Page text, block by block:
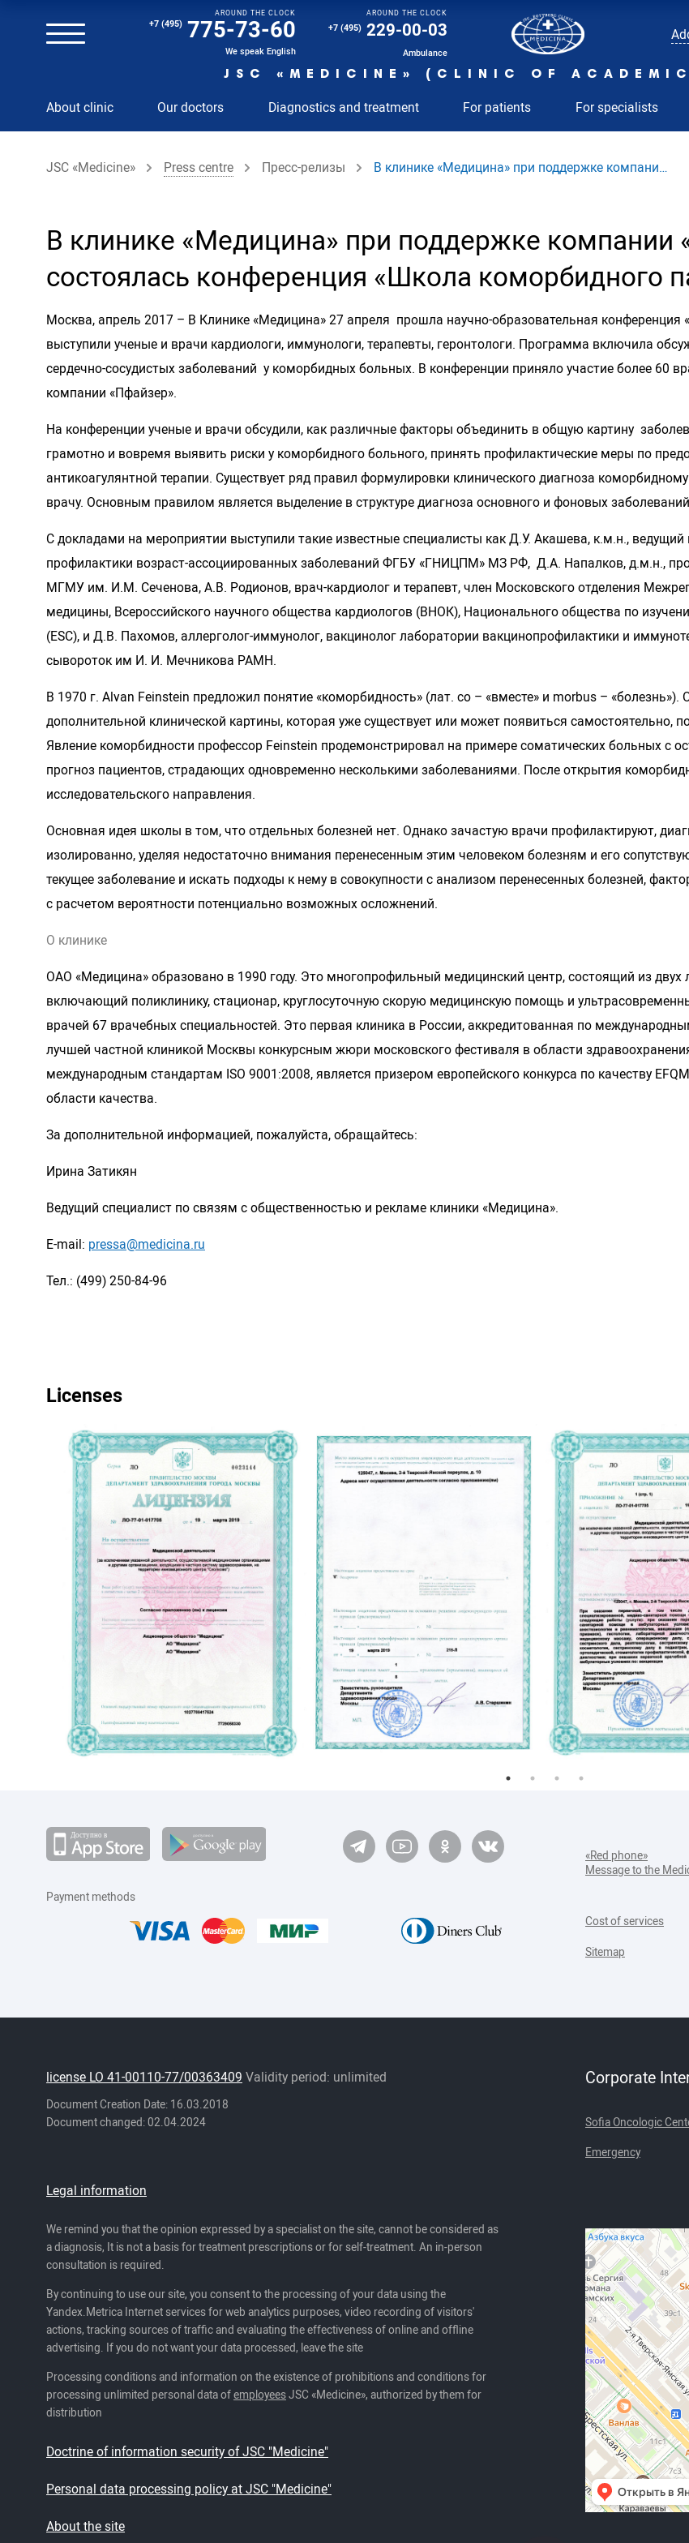
AROUND THE CLOCK
+7 (495) 775-73-60
We speak English
AROUND THE CLOCK
+7 (495) 229-00-03
Ambulance
JSC «MEDICINE» (CLINIC OF
About clinic Our doctors Diagnostics and treatment For patients For specialists
Magnetic resonance imaging (MRI) of the spine
Clinical and diagnostic laboratory
MRI of the head with contrast
Cosmetology
Paid hospitalization of patients with coronavirus
JSC «Medicine» Press centre Пресс-релизы В клинике «Медицина» при поддержке компани…
В клинике «Медицина» при поддержке компании
состоялась конференция «Школа коморбидного
Москва, апрель 2017 – В Клинике «Медицина» 27 апреля прошла научно-образовательная
выступили ученые и врачи кардиологи, иммунологи, терапевты, геронтологи. Программа включила
сердечно-сосудистых заболеваний у коморбидных больных. В конференции приняло участие более 60
компании «Пфайзер».
На конференции ученые и врачи обсудили, как различные факторы объединить в общую картину
грамотно и вовремя выявить риски у коморбидного больного, принять профилактические меры по
антикоагулянтной терапии. Существует ряд правил формулировки клинического диагноза
врачу. Основным правилом является выделение в структуре диагноза основного и фоновых
С докладами на мероприятии выступили такие известные специалисты как Д.У. Акашева, к.м.н.,
профилактики возраст-ассоциированных заболеваний ФГБУ «ГНИЦПМ» МЗ РФ, Д.А. Напалков, д.м.н.,
МГМУ им. И.М. Сеченова, А.В. Родионов, врач-кардиолог и терапевт, член Московского отделения
медицины, Всероссийского научного общества кардиологов (ВНОК), Национального общества по
(ESC), и Д.В. Пахомов, аллерголог-иммунолог, вакцинолог лаборатории вакцинопрофилактики и
сывороток им И. И. Мечникова РАМН.
В 1970 г. Alvan Feinstein предложил понятие «коморбидность» (лат. со – «вместе» и morbus –
дополнительной клинической картины, которая уже существует или может появиться самостоятельно,
Явление коморбидности профессор Feinstein продемонстрировал на примере соматических больных с
прогноз пациентов, страдающих одновременно несколькими заболеваниями. После открытия
исследовательского направления.
Основная идея школы в том, что отдельных болезней нет. Однако зачастую врачи профилактируют,
изолированно, уделяя недостаточно внимания перенесенным этим человеком болезням и его
текущее заболевание и искать подходы к нему в совокупности с анализом перенесенных болезней,
с расчетом вероятности потенциально возможных осложнений.
О клинике
ОАО «Медицина» образовано в 1990 году. Это многопрофильный медицинский центр, состоящий из
включающий поликлинику, стационар, круглосуточную скорую медицинскую помощь и
врачей 67 врачебных специальностей. Это первая клиника в России, аккредитованная по
лучшей частной клиникой Москвы конкурсным жюри московского фестиваля в области
международным стандартам ISO 9001:2008, является призером европейского конкурса по качеству
области качества.
За дополнительной информацией, пожалуйста, обращайтесь:
Ирина Затикян
Ведущий специалист по связям с общественностью и рекламе клиники «Медицина».
E-mail: pressa@medicina.ru
Тел.: (499) 250-84-96
Licenses
Payment methods
«Red phone»
Message to the
Cost of services
Sitemap
license LO 41-00110-77/00363409 Validity period: unlimited
Document Creation Date: 16.03.2018
Document changed: 02.04.2024
Legal information
We remind you that the opinion expressed by a specialist on the site, cannot be considered as
a diagnosis, It is not a basis for treatment prescriptions or for self-treatment. An in-person
consultation is required.
By continuing to use our site, you consent to the processing of your data using the
Yandex.Metrica Internet services for web analytics purposes, video recording of visitors'
actions, tracking sources of traffic and evaluating the effectiveness of online and offline
advertising. If you do not want your data processed, leave the site
Processing conditions and information on the existence of prohibitions and conditions for
processing unlimited personal data ofemployeesJSC «Medicine», authorized by them for
distribution
Doctrine of information security of JSC "Medicine"
Personal data processing policy at JSC "Medicine"
About the site
Corporate
Sofia Oncologic
Emergency